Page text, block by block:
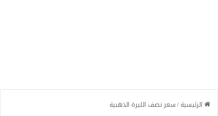
الرئيسية/سعر نصف الليرة الذهبية